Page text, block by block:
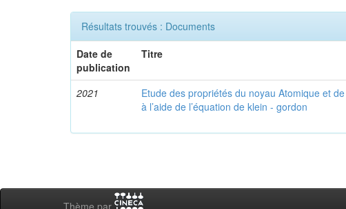
Résultats trouvés : Documents
Date de
publication
Titre
2021
Etude des propriétés du noyau Atomique et
à l’aide de l’équation de klein - gordon
Thème par